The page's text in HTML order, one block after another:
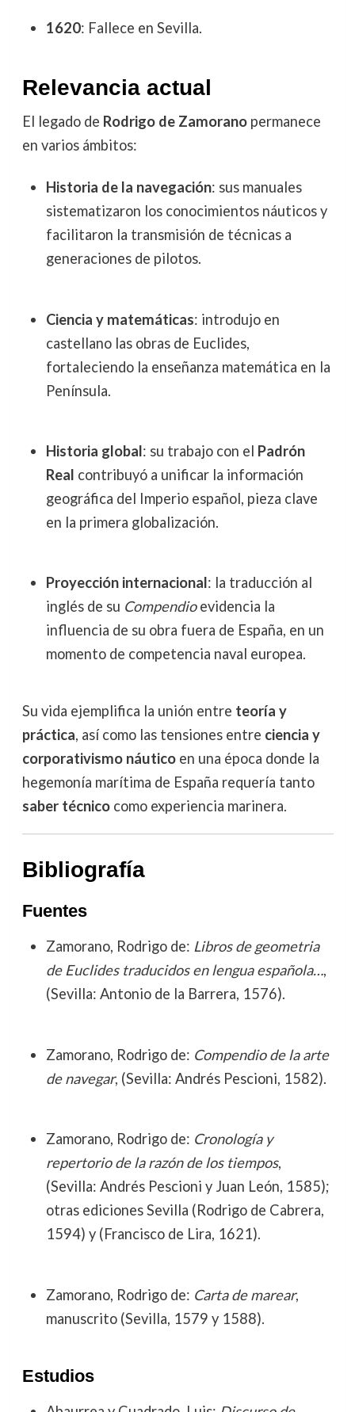
1620: Fallece en Sevilla.
Relevancia actual
El legado de Rodrigo de Zamoranopermanece
en varios ámbitos:
Historia de la navegación: sus manuales
sistematizaron los conocimientos náuticos y
facilitaron la transmisión de técnicas a
generaciones de pilotos.
Ciencia y matemáticas: introdujo en
castellano las obras de Euclides,
fortaleciendo la enseñanza matemática en la
Península.
Historia global: su trabajo con el Padrón
Real contribuyó a unificar la información
geográfica del Imperio español, pieza clave
en la primera globalización.
Proyección internacional: la traducción al
inglés de su Compendioevidencia la
influencia de su obra fuera de España, en un
momento de competencia naval europea.
Su vida ejemplifica la unión entre teoría y
práctica, así como las tensiones entre ciencia y
corporativismo náuticoen una época donde la
hegemonía marítima de España requería tanto
saber técnicocomo experiencia marinera.
Bibliografía
Fuentes
Zamorano, Rodrigo de: Libros de geometria
de Euclides traducidos en lengua española…,
(Sevilla: Antonio de la Barrera, 1576).
Zamorano, Rodrigo de: Compendio de la arte
de navegar, (Sevilla: Andrés Pescioni, 1582).
Zamorano, Rodrigo de: Cronología y
repertorio de la razón de los tiempos,
(Sevilla: Andrés Pescioni y Juan León, 1585);
otras ediciones Sevilla (Rodrigo de Cabrera,
1594) y (Francisco de Lira, 1621).
Zamorano, Rodrigo de: Carta de marear,
manuscrito (Sevilla, 1579 y 1588).
Estudios